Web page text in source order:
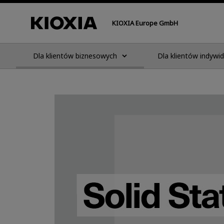
KIOXIA Europe GmbH
Dla klientów biznesowych Dla klientów